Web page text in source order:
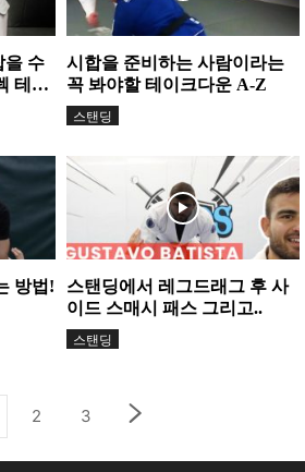
을 수
테이
시합을 준비하는 사람이라는
꼭 봐야할 테이크다운 A-Z
스탠딩
방법!
스탠딩에서 레그드래그 후 사
이드 스매시 패스 그리고..
스탠딩
2 3